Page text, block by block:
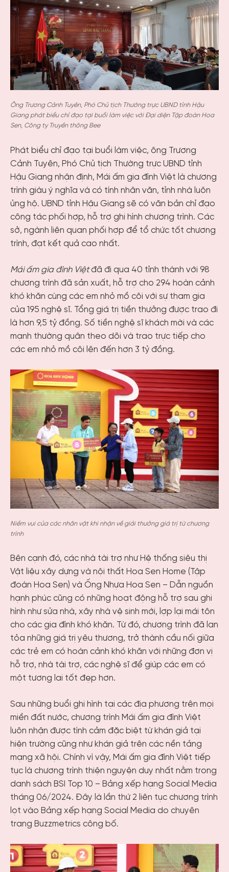
Ông Trương Cảnh Tuyên, Phó Chủ tịch Thường trực UBND tỉnh Hậu
Giang phát biểu chỉ đạo tại buổi làm việc với Đại diện Tập đoàn Hoa
Sen, Công ty Truyền thông Bee
Phát biểu chỉ đạo tại buổi làm việc, ông Trương
Cảnh Tuyên, Phó Chủ tịch Thường trực UBND tỉnh
Hậu Giang nhận định, Mái ấm gia đình Việt là chương
trình giàu ý nghĩa và có tính nhân văn, tỉnh nhà luôn
ủng hộ. UBND tỉnh Hậu Giang sẽ có văn bản chỉ đạo
công tác phối hợp, hỗ trợ ghi hình chương trình. Các
sở, ngành liên quan phối hợp để tổ chức tốt chương
trình, đạt kết quả cao nhất.
Mái ấm gia đình Việtđã đi qua 40 tỉnh thành với 98
chương trình đã sản xuất, hỗ trợ cho 294 hoàn cảnh
khó khăn cùng các em nhỏ mồ côi với sự tham gia
của 195 nghệ sĩ. Tổng giá trị tiền thưởng được trao đi
là hơn 9,5 tỷ đồng. Số tiền nghệ sĩ khách mời và các
mạnh thường quân theo dõi và trao trực tiếp cho
các em nhỏ mồ côi lên đến hơn 3 tỷ đồng.
Niềm vui của các nhân vật khi nhận về giải thưởng giá trị từ chương
trình
Bên cạnh đó, các nhà tài trợ như Hệ thống siêu thị
Vật liệu xây dựng và nội thất Hoa Sen Home (Tập
đoàn Hoa Sen) và Ống Nhựa Hoa Sen – Dẫn nguồn
hạnh phúc cũng có những hoạt động hỗ trợ sau ghi
hình như sửa nhà, xây nhà vệ sinh mới, lợp lại mái tôn
cho các gia đình khó khăn. Từ đó, chương trình đã lan
tỏa những giá trị yêu thương, trở thành cầu nối giữa
các trẻ em có hoàn cảnh khó khăn với những đơn vị
hỗ trợ, nhà tài trợ, các nghệ sĩ để giúp các em có
một tương lai tốt đẹp hơn.
Sau những buổi ghi hình tại các địa phương trên mọi
miền đất nước, chương trình Mái ấm gia đình Việt
luôn nhận được tình cảm đặc biệt từ khán giả tại
hiện trường cũng như khán giả trên các nền tảng
mạng xã hội. Chính vì vậy, Mái ấm gia đình Việt tiếp
tục là chương trình thiện nguyện duy nhất nằm trong
danh sách BSI Top 10 – Bảng xếp hạng Social Media
tháng 06/2024. Đây là lần thứ 2 liên tục chương trình
lọt vào Bảng xếp hạng Social Media do chuyên
trang Buzzmetrics công bố.